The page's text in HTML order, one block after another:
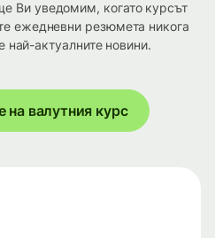
Ви уведомим, когато курсът
ежедневни резюмета никога
най-актуалните новини.
на валутния курс